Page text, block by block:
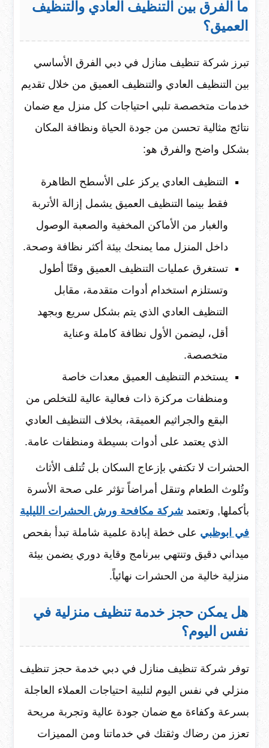
ما الفرق بين التنظيف العادي والتنظيف
العميق؟
تبرز شركة تنظيف منازل في دبي الفرق الأساسي
بين التنظيف العادي والتنظيف العميق من خلال تقديم
خدمات متخصصة تلبي احتياجات كل منزل مع ضمان
نتائج مثالية تحسن من جودة الحياة ونظافة المكان
بشكل واضح والفرق هو:
التنظيف العادي يركز على الأسطح الظاهرة
فقط بينما التنظيف العميق يشمل إزالة الأتربة
والغبار من الأماكن المخفية والصعبة الوصول
داخل المنزل مما يمنحك بيئة أكثر نظافة وصحة.
تستغرق عمليات التنظيف العميق وقتًا أطول
وتستلزم استخدام أدوات متقدمة، مقابل
التنظيف العادي الذي يتم بشكل سريع وبجهد
أقل، ليضمن الأول نظافة كاملة وعناية
متخصصة.
يستخدم التنظيف العميق معدات خاصة
ومنظفات مركزة ذات فعالية عالية للتخلص من
البقع والجراثيم العميقة، بخلاف التنظيف العادي
الذي يعتمد على أدوات بسيطة ومنظفات عامة.
الحشرات لا تكتفي بإزعاج السكان بل تُتلف الأثاث
وتُلوث الطعام وتنقل أمراضاً تؤثر على صحة الأسرة
بأكملها, وتعتمد شركة مكافحة ورش الحشرات الليلية
في ابوظبي على خطة إبادة علمية شاملة تبدأ بفحص
ميداني دقيق وتنتهي ببرنامج وقاية دوري يضمن بيئة
منزلية خالية من الحشرات نهائياً.
هل يمكن حجز خدمة تنظيف منزلية في
نفس اليوم؟
توفر شركة تنظيف منازل في دبي خدمة حجز تنظيف
منزلي في نفس اليوم لتلبية احتياجات العملاء العاجلة
بسرعة وكفاءة مع ضمان جودة عالية وتجربة مريحة
تعزز من رضاك وثقتك في خدماتنا ومن المميزات